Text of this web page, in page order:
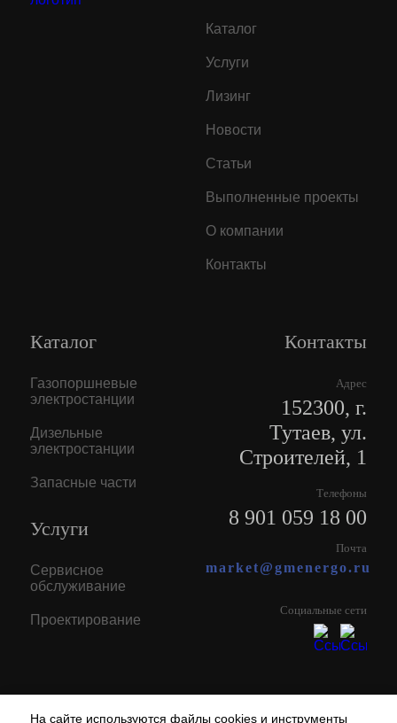
Каталог
Услуги
Лизинг
Новости
Статьи
Выполненные проекты
О компании
Контакты
Каталог
Газопоршневые
электростанции
Дизельные
электростанции
Запасные части
Услуги
Сервисное
обслуживание
Проектирование
Контакты
Адрес
152300, г.
Тутаев, ул.
Строителей, 1
Телефоны
8 901 059 18 00
Почта
market@gmenergo.ru
Социальные сети
На сайте используются файлы cookies и инструменты